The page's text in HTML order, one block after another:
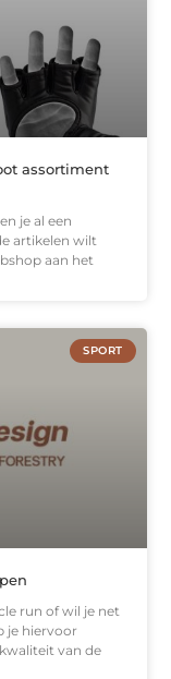
assortiment
je al een
artikelen wilt
aan het
SPORT
run of wil je net
je hiervoor
van de